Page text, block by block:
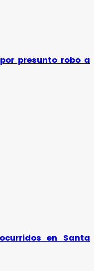
presunto robo a
en Santa